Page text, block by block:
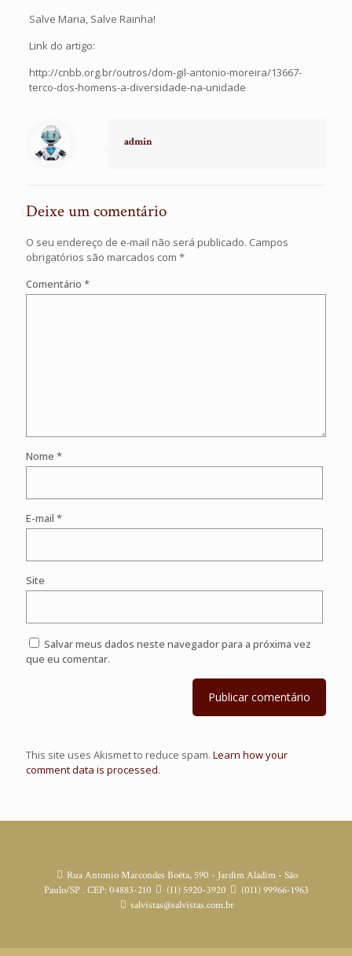
Salve Maria, Salve Rainha!
Link do artigo:
http://cnbb.org.br/outros/dom-gil-antonio-moreira/13667-
terco-dos-homens-a-diversidade-na-unidade
admin
Deixe um comentário
O seu endereço de e-mail não será publicado. Campos
obrigatórios são marcados com *
Comentário *
Nome *
E-mail *
Site
Salvar meus dados neste navegador para a próxima vez
que eu comentar.
This site uses Akismet to reduce spam. Learn how your
comment data is processed.
Rua Antonio Marcondes Boêta, 590 - Jardim Aladim - São
Paulo/SP . CEP: 04883-210
(11) 5920-3920
(011) 99966-1963
salvistas@salvistas.com.br